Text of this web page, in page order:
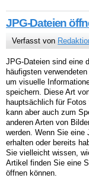
JPG-Dateien
Verfasst von
JPG-Dateien sind eine
häufigsten verwendeten
um visuelle
speichern. Diese Art
hauptsächlich für Fotos
kann aber auch zum
anderen Arten von
werden. Wenn Sie eine
erhalten oder bereits
Sie vielleicht wissen,
Artikel finden Sie eine
öffnen können.